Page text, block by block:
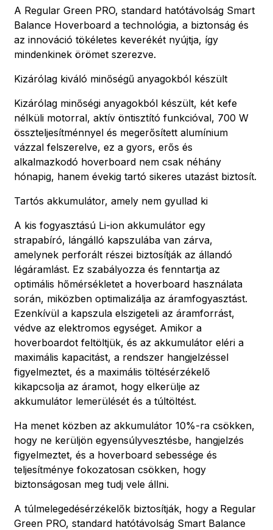
A Regular Green PRO, standard hatótávolság Smart
Balance Hoverboard a technológia, a biztonság és
az innováció tökéletes keverékét nyújtja, így
mindenkinek örömet szerezve.
Kizárólag kiváló minőségű anyagokból készült
Kizárólag minőségi anyagokból készült, két kefe
nélküli motorral, aktív öntisztító funkcióval, 700 W
összteljesítménnyel és megerősített alumínium
vázzal felszerelve, ez a gyors, erős és
alkalmazkodó hoverboard nem csak néhány
hónapig, hanem évekig tartó sikeres utazást biztosít.
Tartós akkumulátor, amely nem gyullad ki
A kis fogyasztású Li-ion akkumulátor egy
strapabíró, lángálló kapszulába van zárva,
amelynek perforált részei biztosítják az állandó
légáramlást. Ez szabályozza és fenntartja az
optimális hőmérsékletet a hoverboard használata
során, miközben optimalizálja az áramfogyasztást.
Ezenkívül a kapszula elszigeteli az áramforrást,
védve az elektromos egységet. Amikor a
hoverboardot feltöltjük, és az akkumulátor eléri a
maximális kapacitást, a rendszer hangjelzéssel
figyelmeztet, és a maximális töltésérzékelő
kikapcsolja az áramot, hogy elkerülje az
akkumulátor lemerülését és a túltöltést.
Ha menet közben az akkumulátor 10%-ra csökken,
hogy ne kerüljön egyensúlyvesztésbe, hangjelzés
figyelmeztet, és a hoverboard sebessége és
teljesítménye fokozatosan csökken, hogy
biztonságosan meg tudj vele állni.
A túlmelegedésérzékelők biztosítják, hogy a Regular
Green PRO, standard hatótávolság Smart Balance